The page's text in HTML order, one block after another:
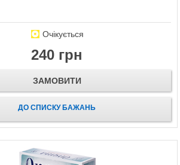
Очікується
240 грн
ЗАМОВИТИ
ДО СПИСКУ БАЖАНЬ